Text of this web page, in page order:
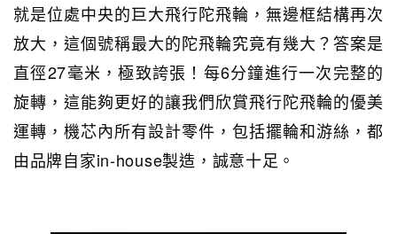
就是位處中央的巨大飛行陀飛輪，無邊框結構再次
放大，這個號稱最大的陀飛輪究竟有幾大？答案是
直徑27毫米，極致誇張！每6分鐘進行一次完整的
旋轉，這能夠更好的讓我們欣賞飛行陀飛輪的優美
運轉，機芯內所有設計零件，包括擺輪和游絲，都
由品牌自家in-house製造，誠意十足。